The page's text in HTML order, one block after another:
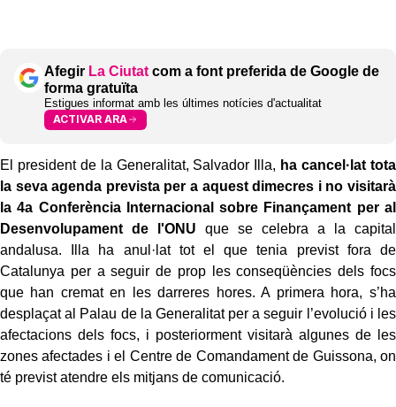
Afegir La Ciutat com a font preferida de Google de
forma gratuïta
Estigues informat amb les últimes notícies d'actualitat
ACTIVAR ARA
El president de la Generalitat, Salvador Illa, ha cancel·lat tota
la seva agenda prevista per a aquest dimecres i no visitarà
la 4a Conferència Internacional sobre Finançament per al
Desenvolupament de l'ONU que se celebra a la capital
andalusa. Illa ha anul·lat tot el que tenia previst fora de
Catalunya per a seguir de prop les conseqüències dels focs
que han cremat en les darreres hores. A primera hora, s’ha
desplaçat al Palau de la Generalitat per a seguir l’evolució i les
afectacions dels focs, i posteriorment visitarà algunes de les
zones afectades i el Centre de Comandament de Guissona, on
té previst atendre els mitjans de comunicació.